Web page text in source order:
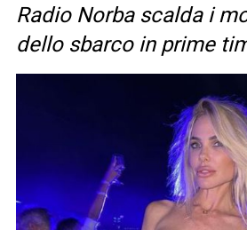
Radio Norba scalda i
dello sbarco in prime